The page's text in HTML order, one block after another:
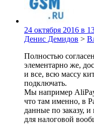
24 октября 2016 в
Денис Демидов >
Полностью
элементарно же,
и все, всю массу
подключать.
Мы например
что там именно, в
данные по заказу,
для налоговой